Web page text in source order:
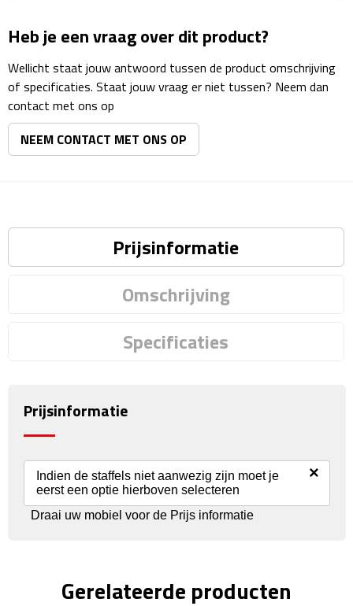
Veiligheidssets
Zonneschermen
Fiets Accessoires
Fiets telefoonhouders
Fiets reparatiesets
Zadelhoezen
Drinkwaren
Drinkbekers
Heb je een vraag over dit product?
Wellicht staat jouw antwoord tussen de product omschrijving
of specificaties. Staat jouw vraag er niet tussen? Neem dan
contact met ons op
NEEM CONTACT MET ONS OP
Prijsinformatie
Omschrijving
Specificaties
Prijsinformatie
Indien de staffels niet aanwezig zijn moet je
eerst een optie hierboven selecteren
×
Draai uw mobiel voor de Prijs informatie
Gerelateerde producten